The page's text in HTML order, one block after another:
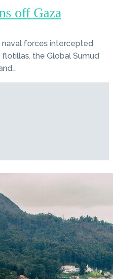
off Gaza
naval forces intercepted
the Global Sumud